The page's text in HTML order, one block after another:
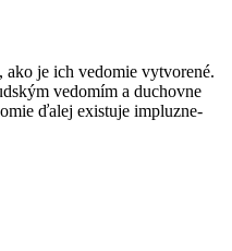
je ich vedomie vytvorené.
vedomím a duchovne
ďalej existuje impluzne-